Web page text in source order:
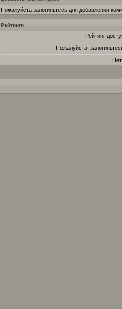
Пожалуйста залогиньтесь для добавления
Рейтинги
Рейтинг
Пожалуйста,